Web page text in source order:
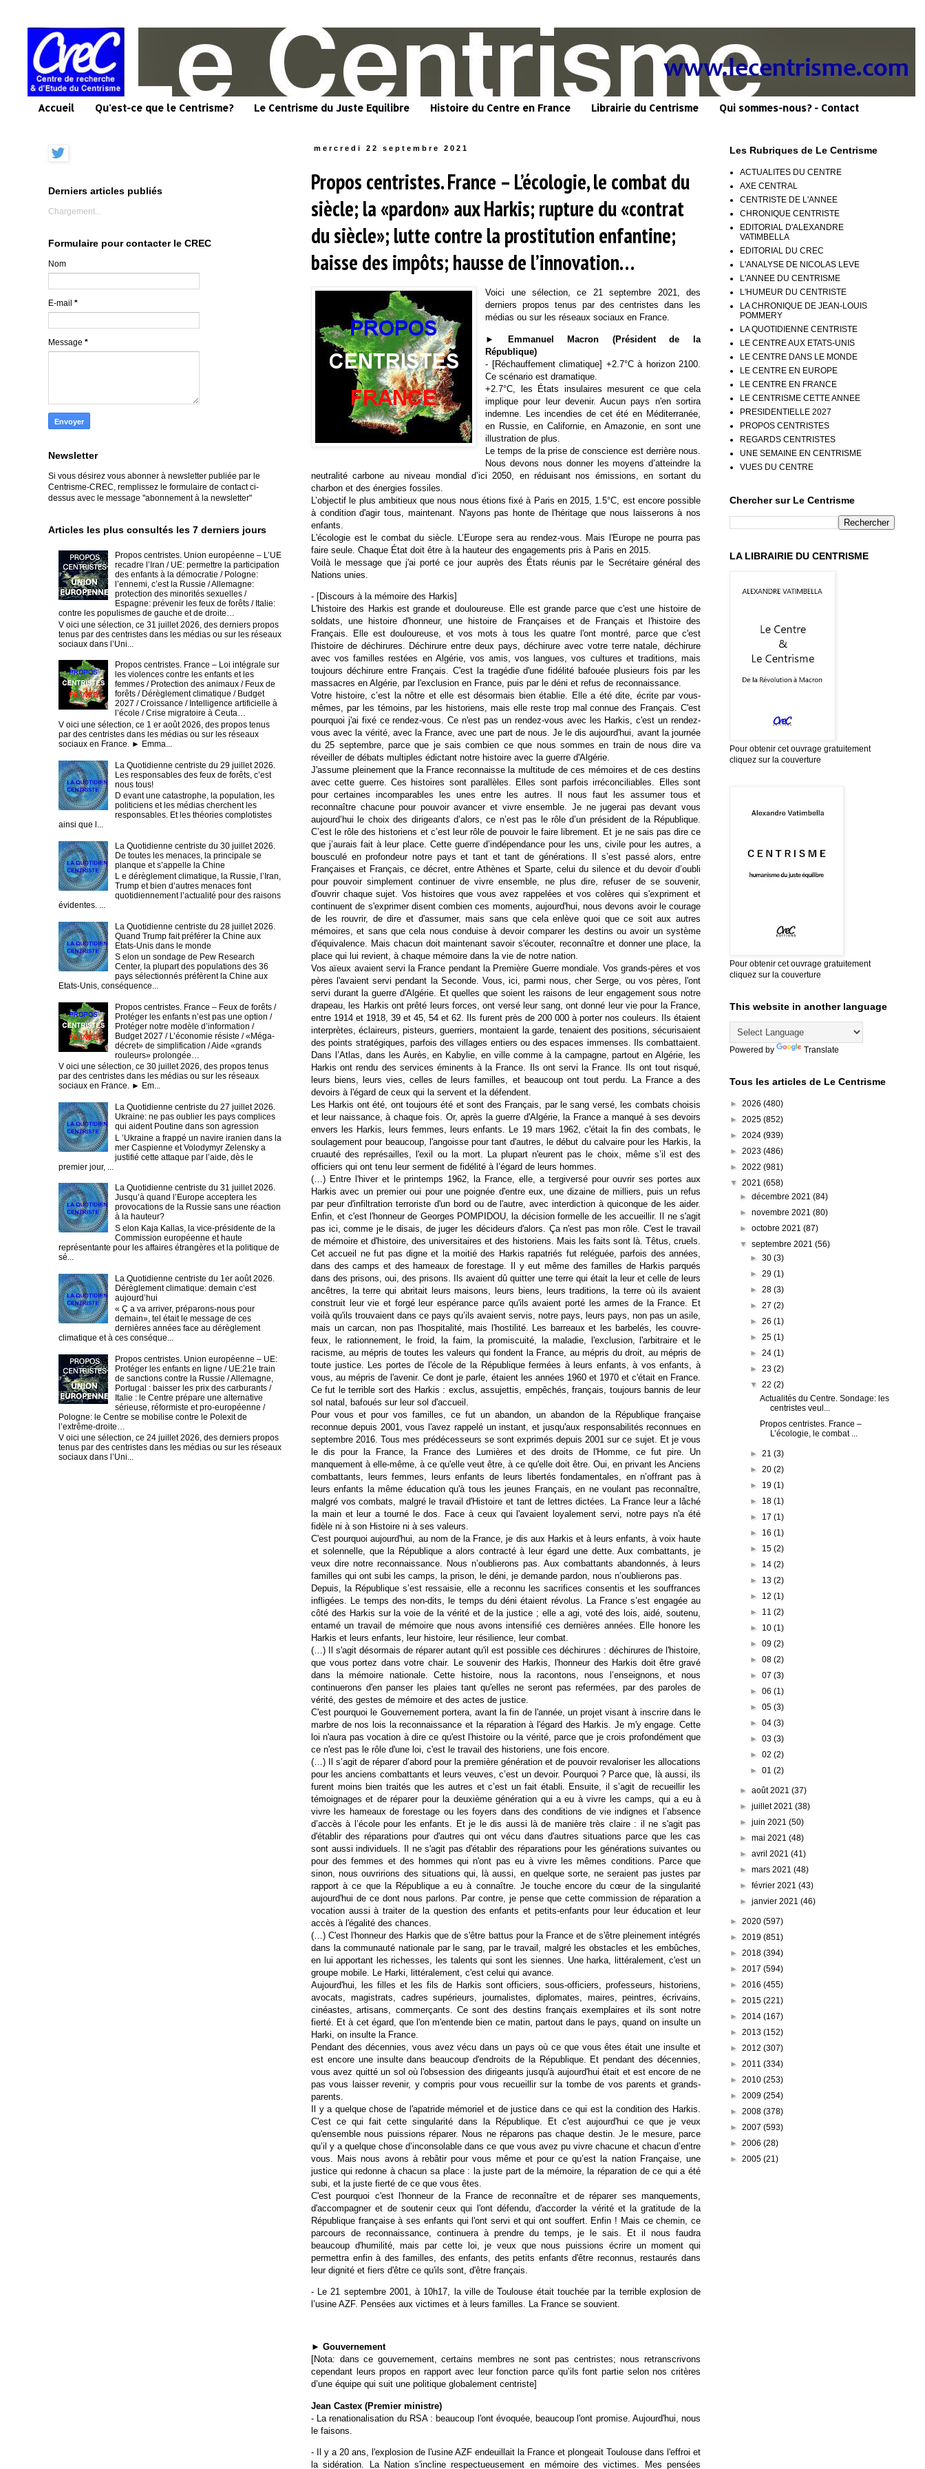
Accueil Qu'est-ce que le Centrisme? Le Centrisme du Juste Equilibre Histoire du Centre en France Librairie du Centrisme Qui sommes-nous? - Contact
mercredi 22 septembre 2021
Propos centristes. France – L’écologie, le combat du
siècle; la «pardon» aux Harkis; rupture du «contrat
du siècle»; lutte contre la prostitution enfantine;
baisse des impôts; hausse de l’innovation…
Voici une sélection, ce 21 septembre 2021, des
derniers propos tenus par des centristes dans les
médias ou sur les réseaux sociaux en France.
► Emmanuel Macron (Président de la
République)
- [Réchauffement climatique] +2.7°C à horizon 2100.
Ce scénario est dramatique.
+2.7°C, les États insulaires mesurent ce que cela
implique pour leur devenir. Aucun pays n'en sortira
indemne. Les incendies de cet été en Méditerranée,
en Russie, en Californie, en Amazonie, en sont une
illustration de plus.
Le temps de la prise de conscience est derrière nous.
Nous devons nous donner les moyens d’atteindre la
neutralité carbone au niveau mondial d’ici 2050, en réduisant nos émissions, en sortant du
charbon et des énergies fossiles.
L’objectif le plus ambitieux que nous nous étions fixé à Paris en 2015, 1.5°C, est encore possible
à condition d'agir tous, maintenant. N'ayons pas honte de l'héritage que nous laisserons à nos
enfants.
L'écologie est le combat du siècle. L’Europe sera au rendez-vous. Mais l'Europe ne pourra pas
faire seule. Chaque État doit être à la hauteur des engagements pris à Paris en 2015.
Voilà le message que j'ai porté ce jour auprès des États réunis par le Secrétaire général des
Nations unies.
- [Discours à la mémoire des Harkis]
L'histoire des Harkis est grande et douloureuse. Elle est grande parce que c'est une histoire de
soldats, une histoire d'honneur, une histoire de Françaises et de Français et l'histoire des
Français. Elle est douloureuse, et vos mots à tous les quatre l'ont montré, parce que c'est
l'histoire de déchirures. Déchirure entre deux pays, déchirure avec votre terre natale, déchirure
avec vos familles restées en Algérie, vos amis, vos langues, vos cultures et traditions, mais
toujours déchirure entre Français. C'est la tragédie d'une fidélité bafouée plusieurs fois par les
massacres en Algérie, par l'exclusion en France, puis par le déni et refus de reconnaissance.
Votre histoire, c’est la nôtre et elle est désormais bien établie. Elle a été dite, écrite par vous-
mêmes, par les témoins, par les historiens, mais elle reste trop mal connue des Français. C'est
pourquoi j'ai fixé ce rendez-vous. Ce n'est pas un rendez-vous avec les Harkis, c'est un rendez-
vous avec la vérité, avec la France, avec une part de nous. Je le dis aujourd'hui, avant la journée
du 25 septembre, parce que je sais combien ce que nous sommes en train de nous dire va
réveiller de débats multiples édictant notre histoire avec la guerre d'Algérie.
J'assume pleinement que la France reconnaisse la multitude de ces mémoires et de ces destins
avec cette guerre. Ces histoires sont parallèles. Elles sont parfois irréconciliables. Elles sont
pour certaines incomparables les unes entre les autres. Il nous faut les assumer tous et
reconnaître chacune pour pouvoir avancer et vivre ensemble. Je ne jugerai pas devant vous
aujourd’hui le choix des dirigeants d’alors, ce n’est pas le rôle d’un président de la République.
C’est le rôle des historiens et c’est leur rôle de pouvoir le faire librement. Et je ne sais pas dire ce
que j’aurais fait à leur place. Cette guerre d’indépendance pour les uns, civile pour les autres, a
bousculé en profondeur notre pays et tant et tant de générations. Il s’est passé alors, entre
Françaises et Français, ce décret, entre Athènes et Sparte, celui du silence et du devoir d’oubli
pour pouvoir simplement continuer de vivre ensemble, ne plus dire, refuser de se souvenir,
d'ouvrir chaque sujet. Vos histoires que vous avez rappelées et vos colères qui s'expriment et
continuent de s'exprimer disent combien ces moments, aujourd'hui, nous devons avoir le courage
de les rouvrir, de dire et d'assumer, mais sans que cela enlève quoi que ce soit aux autres
mémoires, et sans que cela nous conduise à devoir comparer les destins ou avoir un système
d'équivalence. Mais chacun doit maintenant savoir s'écouter, reconnaître et donner une place, la
place qui lui revient, à chaque mémoire dans la vie de notre nation.
Vos aïeux avaient servi la France pendant la Première Guerre mondiale. Vos grands-pères et vos
pères l'avaient servi pendant la Seconde. Vous, ici, parmi nous, cher Serge, ou vos pères, l'ont
servi durant la guerre d'Algérie. Et quelles que soient les raisons de leur engagement sous notre
drapeau, les Harkis ont prêté leurs forces, ont versé leur sang, ont donné leur vie pour la France,
entre 1914 et 1918, 39 et 45, 54 et 62. Ils furent près de 200 000 à porter nos couleurs. Ils étaient
interprètes, éclaireurs, pisteurs, guerriers, montaient la garde, tenaient des positions, sécurisaient
des points stratégiques, parfois des villages entiers ou des espaces immenses. Ils combattaient.
Dans l’Atlas, dans les Aurès, en Kabylie, en ville comme à la campagne, partout en Algérie, les
Harkis ont rendu des services éminents à la France. Ils ont servi la France. Ils ont tout risqué,
leurs biens, leurs vies, celles de leurs familles, et beaucoup ont tout perdu. La France a des
devoirs à l'égard de ceux qui la servent et la défendent.
Les Harkis ont été, ont toujours été et sont des Français, par le sang versé, les combats choisis
et leur naissance, à chaque fois. Or, après la guerre d'Algérie, la France a manqué à ses devoirs
envers les Harkis, leurs femmes, leurs enfants. Le 19 mars 1962, c'était la fin des combats, le
soulagement pour beaucoup, l'angoisse pour tant d'autres, le début du calvaire pour les Harkis, la
cruauté des représailles, l'exil ou la mort. La plupart n'eurent pas le choix, même s’il est des
officiers qui ont tenu leur serment de fidélité à l’égard de leurs hommes.
(…) Entre l'hiver et le printemps 1962, la France, elle, a tergiversé pour ouvrir ses portes aux
Harkis avec un premier oui pour une poignée d'entre eux, une dizaine de milliers, puis un refus
par peur d'infiltration terroriste d'un bord ou de l'autre, avec interdiction à quiconque de les aider.
Enfin, et c'est l'honneur de Georges POMPIDOU, la décision formelle de les accueillir. Il ne s'agit
pas ici, comme je le disais, de juger les décideurs d'alors. Ça n'est pas mon rôle. C'est le travail
de mémoire et d'histoire, des universitaires et des historiens. Mais les faits sont là. Têtus, cruels.
Cet accueil ne fut pas digne et la moitié des Harkis rapatriés fut reléguée, parfois des années,
dans des camps et des hameaux de forestage. Il y eut même des familles de Harkis parqués
dans des prisons, oui, des prisons. Ils avaient dû quitter une terre qui était la leur et celle de leurs
ancêtres, la terre qui abritait leurs maisons, leurs biens, leurs traditions, la terre où ils avaient
construit leur vie et forgé leur espérance parce qu'ils avaient porté les armes de la France. Et
voilà qu'ils trouvaient dans ce pays qu’ils avaient servis, notre pays, leurs pays, non pas un asile,
mais un carcan, non pas l'hospitalité, mais l'hostilité. Les barreaux et les barbelés, les couvre-
feux, le rationnement, le froid, la faim, la promiscuité, la maladie, l'exclusion, l'arbitraire et le
racisme, au mépris de toutes les valeurs qui fondent la France, au mépris du droit, au mépris de
toute justice. Les portes de l'école de la République fermées à leurs enfants, à vos enfants, à
vous, au mépris de l'avenir. Ce dont je parle, étaient les années 1960 et 1970 et c'était en France.
Ce fut le terrible sort des Harkis : exclus, assujettis, empêchés, français, toujours bannis de leur
sol natal, bafoués sur leur sol d'accueil.
Pour vous et pour vos familles, ce fut un abandon, un abandon de la République française
reconnue depuis 2001, vous l'avez rappelé un instant, et jusqu'aux responsabilités reconnues en
septembre 2016. Tous mes prédécesseurs se sont exprimés depuis 2001 sur ce sujet. Et je vous
le dis pour la France, la France des Lumières et des droits de l'Homme, ce fut pire. Un
manquement à elle-même, à ce qu'elle veut être, à ce qu'elle doit être. Oui, en privant les Anciens
combattants, leurs femmes, leurs enfants de leurs libertés fondamentales, en n’offrant pas à
leurs enfants la même éducation qu'à tous les jeunes Français, en ne voulant pas reconnaître,
malgré vos combats, malgré le travail d'Histoire et tant de lettres dictées. La France leur a lâché
la main et leur a tourné le dos. Face à ceux qui l'avaient loyalement servi, notre pays n'a été
fidèle ni à son Histoire ni à ses valeurs.
C'est pourquoi aujourd'hui, au nom de la France, je dis aux Harkis et à leurs enfants, à voix haute
et solennelle, que la République a alors contracté à leur égard une dette. Aux combattants, je
veux dire notre reconnaissance. Nous n’oublierons pas. Aux combattants abandonnés, à leurs
familles qui ont subi les camps, la prison, le déni, je demande pardon, nous n’oublierons pas.
Depuis, la République s’est ressaisie, elle a reconnu les sacrifices consentis et les souffrances
infligées. Le temps des non-dits, le temps du déni étaient révolus. La France s’est engagée au
côté des Harkis sur la voie de la vérité et de la justice ; elle a agi, voté des lois, aidé, soutenu,
entamé un travail de mémoire que nous avons intensifié ces dernières années. Elle honore les
Harkis et leurs enfants, leur histoire, leur résilience, leur combat.
(…) Il s'agit désormais de réparer autant qu'il est possible ces déchirures : déchirures de l'histoire,
que vous portez dans votre chair. Le souvenir des Harkis, l'honneur des Harkis doit être gravé
dans la mémoire nationale. Cette histoire, nous la racontons, nous l’enseignons, et nous
continuerons d'en panser les plaies tant qu'elles ne seront pas refermées, par des paroles de
vérité, des gestes de mémoire et des actes de justice.
C'est pourquoi le Gouvernement portera, avant la fin de l'année, un projet visant à inscrire dans le
marbre de nos lois la reconnaissance et la réparation à l'égard des Harkis. Je m'y engage. Cette
loi n'aura pas vocation à dire ce qu'est l'histoire ou la vérité, parce que je crois profondément que
ce n'est pas le rôle d'une loi, c'est le travail des historiens, une fois encore.
(…) Il s’agit de réparer d’abord pour la première génération et de pouvoir revaloriser les allocations
pour les anciens combattants et leurs veuves, c’est un devoir. Pourquoi ? Parce que, là aussi, ils
furent moins bien traités que les autres et c’est un fait établi. Ensuite, il s’agit de recueillir les
témoignages et de réparer pour la deuxième génération qui a eu à vivre les camps, qui a eu à
vivre les hameaux de forestage ou les foyers dans des conditions de vie indignes et l’absence
d’accès à l’école pour les enfants. Et je le dis aussi là de manière très claire : il ne s'agit pas
d'établir des réparations pour d'autres qui ont vécu dans d'autres situations parce que les cas
sont aussi individuels. Il ne s'agit pas d'établir des réparations pour les générations suivantes ou
pour des femmes et des hommes qui n'ont pas eu à vivre les mêmes conditions. Parce que
sinon, nous ouvririons des situations qui, là aussi, en quelque sorte, ne seraient pas justes par
rapport à ce que la République a eu à connaître. Je touche encore du cœur de la singularité
aujourd'hui de ce dont nous parlons. Par contre, je pense que cette commission de réparation a
vocation aussi à traiter de la question des enfants et petits-enfants pour leur éducation et leur
accès à l'égalité des chances.
(…) C'est l'honneur des Harkis que de s'être battus pour la France et de s'être pleinement intégrés
dans la communauté nationale par le sang, par le travail, malgré les obstacles et les embûches,
en lui apportant les richesses, les talents qui sont les siennes. Une harka, littéralement, c'est un
groupe mobile. Le Harki, littéralement, c'est celui qui avance.
Aujourd'hui, les filles et les fils de Harkis sont officiers, sous-officiers, professeurs, historiens,
avocats, magistrats, cadres supérieurs, journalistes, diplomates, maires, peintres, écrivains,
cinéastes, artisans, commerçants. Ce sont des destins français exemplaires et ils sont notre
fierté. Et à cet égard, que l'on m'entende bien ce matin, partout dans le pays, quand on insulte un
Harki, on insulte la France.
Pendant des décennies, vous avez vécu dans un pays où ce que vous êtes était une insulte et
est encore une insulte dans beaucoup d'endroits de la République. Et pendant des décennies,
vous avez quitté un sol où l'obsession des dirigeants jusqu'à aujourd'hui était et est encore de ne
pas vous laisser revenir, y compris pour vous recueillir sur la tombe de vos parents et grands-
parents.
Il y a quelque chose de l'apatride mémoriel et de justice dans ce qui est la condition des Harkis.
C'est ce qui fait cette singularité dans la République. Et c'est aujourd'hui ce que je veux
qu'ensemble nous puissions réparer. Nous ne réparons pas chaque destin. Je le mesure, parce
qu’il y a quelque chose d’inconsolable dans ce que vous avez pu vivre chacune et chacun d’entre
vous. Mais nous avons à rebâtir pour vous même et pour ce qu’est la nation Française, une
justice qui redonne à chacun sa place : la juste part de la mémoire, la réparation de ce qui a été
subi, et la juste fierté de ce que vous êtes.
C'est pourquoi c'est l'honneur de la France de reconnaître et de réparer ses manquements,
d'accompagner et de soutenir ceux qui l'ont défendu, d'accorder la vérité et la gratitude de la
République française à ses enfants qui l'ont servi et qui ont souffert. Enfin ! Mais ce chemin, ce
parcours de reconnaissance, continuera à prendre du temps, je le sais. Et il nous faudra
beaucoup d'humilité, mais par cette loi, je veux que nous puissions écrire un moment qui
permettra enfin à des familles, des enfants, des petits enfants d'être reconnus, restaurés dans
leur dignité et fiers d'être ce qu'ils sont, d'être français.
- Le 21 septembre 2001, à 10h17, la ville de Toulouse était touchée par la terrible explosion de
l’usine AZF. Pensées aux victimes et à leurs familles. La France se souvient.
► Gouvernement
[Nota: dans ce gouvernement, certains membres ne sont pas centristes; nous retranscrivons
cependant leurs propos en rapport avec leur fonction parce qu’ils font partie selon nos critères
d’une équipe qui suit une politique globalement centriste]
Jean Castex (Premier ministre)
- La renationalisation du RSA : beaucoup l'ont évoquée, beaucoup l'ont promise. Aujourd'hui, nous
le faisons.
- Il y a 20 ans, l'explosion de l'usine AZF endeuillait la France et plongeait Toulouse dans l'effroi et
la sidération. La Nation s'incline respectueusement en mémoire des victimes. Mes pensées
Derniers articles publiés
Chargement...
Formulaire pour contacter le CREC
Nom
E-mail *
Message *
Newsletter
Si vous désirez vous abonner à newsletter publiée par le
Centrisme-CREC, remplissez le formulaire de contact ci-
dessus avec le message "abonnement à la newsletter"
Articles les plus consultés les 7 derniers jours
Propos centristes. Union européenne – L’UE
recadre l’Iran / UE: permettre la participation
des enfants à la démocratie / Pologne:
l’ennemi, c’est la Russie / Allemagne:
protection des minorités sexuelles /
Espagne: prévenir les feux de forêts / Italie:
contre les populismes de gauche et de droite…
V oici une sélection, ce 31 juillet 2026, des derniers propos
tenus par des centristes dans les médias ou sur les réseaux
sociaux dans l’Uni...
Propos centristes. France – Loi intégrale sur
les violences contre les enfants et les
femmes / Protection des animaux / Feux de
forêts / Dérèglement climatique / Budget
2027 / Croissance / Intelligence artificielle à
l’école / Crise migratoire à Ceuta…
V oici une sélection, ce 1 er août 2026, des propos tenus
par des centristes dans les médias ou sur les réseaux
sociaux en France. ► Emma...
La Quotidienne centriste du 29 juillet 2026.
Les responsables des feux de forêts, c’est
nous tous!
D evant une catastrophe, la population, les
politiciens et les médias cherchent les
responsables. Et les théories complotistes
ainsi que l...
La Quotidienne centriste du 30 juillet 2026.
De toutes les menaces, la principale se
planque et s’appelle la Chine
L e dérèglement climatique, la Russie, l’Iran,
Trump et bien d’autres menaces font
quotidiennement l’actualité pour des raisons
évidentes. ...
La Quotidienne centriste du 28 juillet 2026.
Quand Trump fait préférer la Chine aux
Etats-Unis dans le monde
S elon un sondage de Pew Research
Center, la plupart des populations des 36
pays sélectionnés préfèrent la Chine aux
Etats-Unis, conséquence...
Propos centristes. France – Feux de forêts /
Protéger les enfants n’est pas une option /
Protéger notre modèle d’information /
Budget 2027 / L’économie résiste / «Méga-
décret» de simplification / Aide «grands
rouleurs» prolongée…
V oici une sélection, ce 30 juillet 2026, des propos tenus
par des centristes dans les médias ou sur les réseaux
sociaux en France. ► Em...
La Quotidienne centriste du 27 juillet 2026.
Ukraine: ne pas oublier les pays complices
qui aident Poutine dans son agression
L ’Ukraine a frappé un navire iranien dans la
mer Caspienne et Volodymyr Zelensky a
justifié cette attaque par l’aide, dès le
premier jour, ...
La Quotidienne centriste du 31 juillet 2026.
Jusqu’à quand l’Europe acceptera les
provocations de la Russie sans une réaction
à la hauteur?
S elon Kaja Kallas, la vice-présidente de la
Commission européenne et haute
représentante pour les affaires étrangères et la politique de
sé...
La Quotidienne centriste du 1er août 2026.
Dérèglement climatique: demain c’est
aujourd’hui
« Ç a va arriver, préparons-nous pour
demain», tel était le message de ces
dernières années face au dérèglement
climatique et à ces conséque...
Propos centristes. Union européenne – UE:
Protéger les enfants en ligne / UE:21e train
de sanctions contre la Russie / Allemagne,
Portugal : baisser les prix des carburants /
Italie : le Centre prépare une alternative
sérieuse, réformiste et pro-européenne /
Pologne: le Centre se mobilise contre le Polexit de
l’extrême-droite…
V oici une sélection, ce 24 juillet 2026, des derniers propos
tenus par des centristes dans les médias ou sur les réseaux
sociaux dans l’Uni...
Les Rubriques de Le Centrisme
ACTUALITES DU CENTRE
AXE CENTRAL
CENTRISTE DE L'ANNEE
CHRONIQUE CENTRISTE
EDITORIAL D'ALEXANDRE
VATIMBELLA
EDITORIAL DU CREC
L'ANALYSE DE NICOLAS LEVE
L'ANNEE DU CENTRISME
L'HUMEUR DU CENTRISTE
LA CHRONIQUE DE JEAN-LOUIS
POMMERY
LA QUOTIDIENNE CENTRISTE
LE CENTRE AUX ETATS-UNIS
LE CENTRE DANS LE MONDE
LE CENTRE EN EUROPE
LE CENTRE EN FRANCE
LE CENTRISME CETTE ANNEE
PRESIDENTIELLE 2027
PROPOS CENTRISTES
REGARDS CENTRISTES
UNE SEMAINE EN CENTRISME
VUES DU CENTRE
Chercher sur Le Centrisme
LA LIBRAIRIE DU CENTRISME
Pour obtenir cet ouvrage gratuitement
cliquez sur la couverture
Pour obtenir cet ouvrage gratuitement
cliquez sur la couverture
This website in another language
Powered by Translate
Tous les articles de Le Centrisme
► 2026 (480)
► 2025 (852)
► 2024 (939)
► 2023 (486)
► 2022 (981)
▼ 2021 (658)
►décembre 2021(84)
►novembre 2021(80)
►octobre 2021(87)
▼septembre 2021(56)
► 30 (3)
► 29 (1)
► 28 (3)
► 27 (2)
► 26 (1)
► 25 (1)
► 24 (1)
► 23 (2)
▼ 22 (2)
Actualités du Centre. Sondage: les
centristes veul...
Propos centristes. France –
L’écologie, le combat ...
► 21 (3)
► 20 (2)
► 19 (1)
► 18 (1)
► 17 (1)
► 16 (1)
► 15 (2)
► 14 (2)
► 13 (2)
► 12 (1)
► 11 (2)
► 10 (1)
► 09 (2)
► 08 (2)
► 07 (3)
► 06 (1)
► 05 (3)
► 04 (3)
► 03 (3)
► 02 (2)
► 01 (2)
►août 2021(37)
►juillet 2021(38)
►juin 2021(50)
►mai 2021(48)
►avril 2021(41)
►mars 2021(48)
►février 2021(43)
►janvier 2021(46)
► 2020 (597)
► 2019 (851)
► 2018 (394)
► 2017 (594)
► 2016 (455)
► 2015 (221)
► 2014 (167)
► 2013 (152)
► 2012 (307)
► 2011 (334)
► 2010 (253)
► 2009 (254)
► 2008 (378)
► 2007 (593)
► 2006 (28)
► 2005 (21)